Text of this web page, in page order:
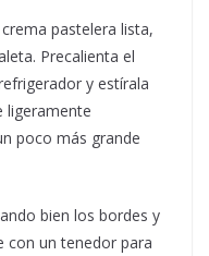
pastelera lista,
Precalienta el
y estírala
ligeramente
poco más grande
bien los bordes y
con un tenedor para